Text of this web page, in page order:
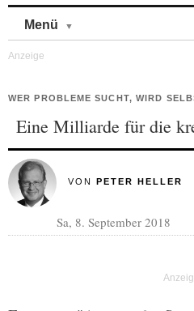
Menü
WER PROBLEME SUCHT, WIRD
Eine Milliarde für die
VON PETER HELLER
Sa, 8. September 2018